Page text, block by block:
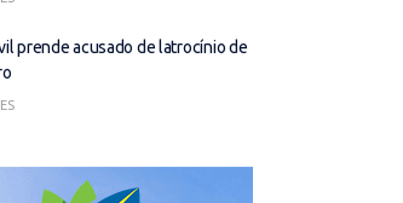
prende acusado de latrocínio de